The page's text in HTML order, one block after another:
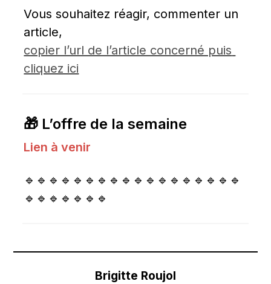
Vous souhaitez réagir, commenter un
article,
copier l’url de l’article concerné puis
cliquez ici
🎁 L’offre de la semaine
Lien à venir
🔹🔹🔹🔹🔹🔹🔹🔹🔹🔹🔹🔹🔹🔹🔹🔹🔹🔹
🔹🔹🔹🔹🔹🔹🔹
Brigitte Roujol